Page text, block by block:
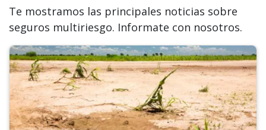
Te mostramos las principales noticias sobre
seguros multiriesgo. Informate con nosotros.